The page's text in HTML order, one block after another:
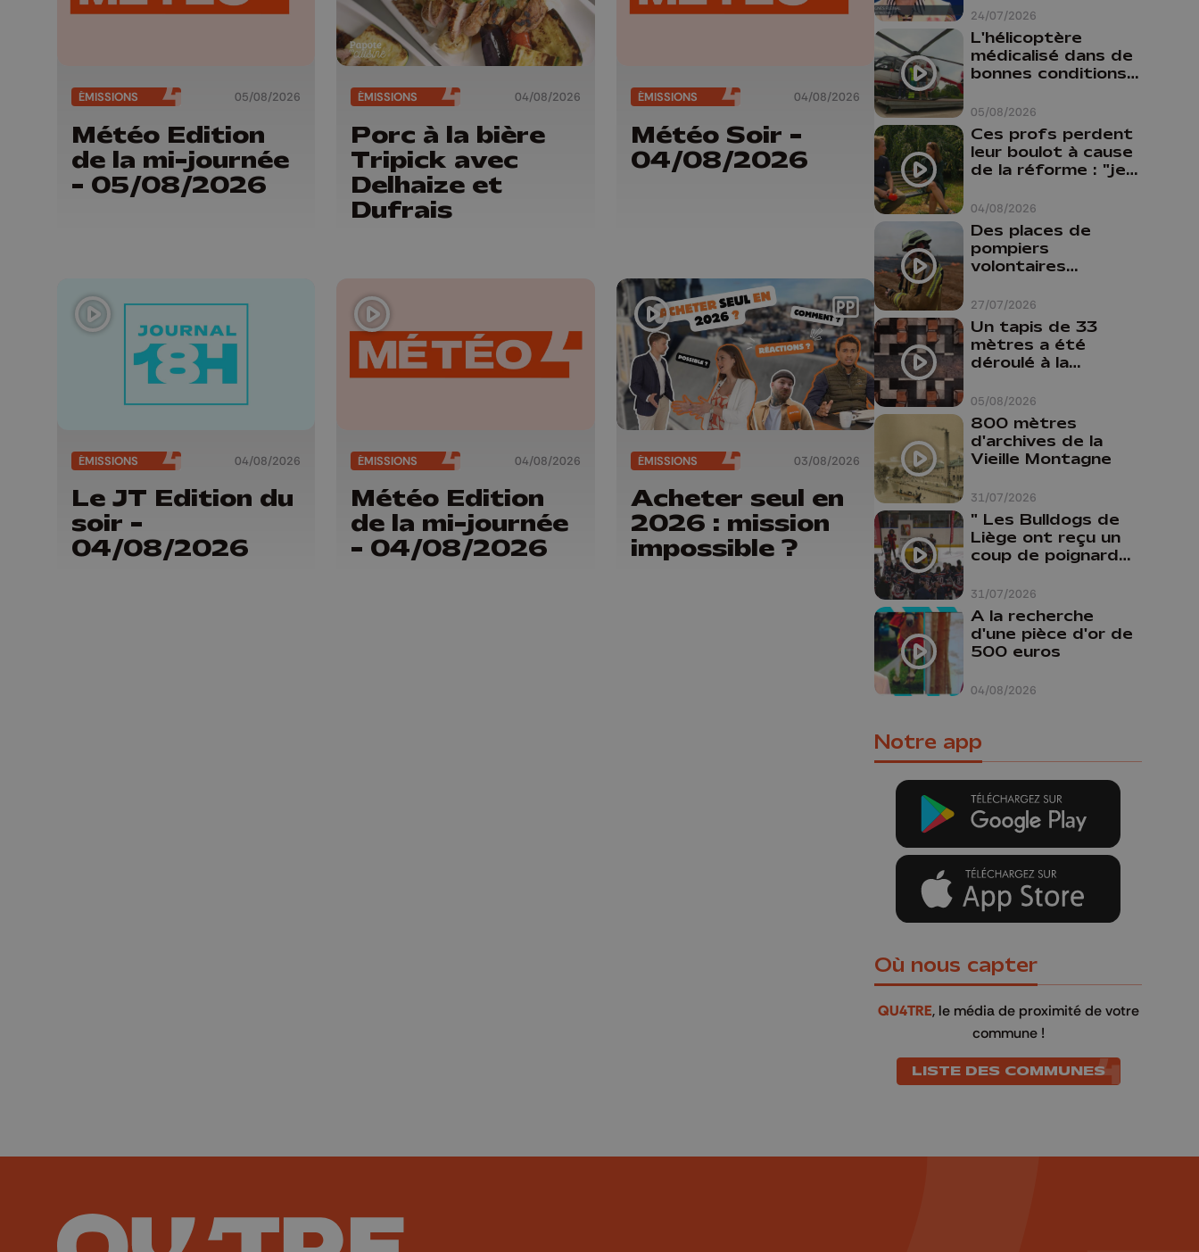
ÉMISSIONS 05/08/2026
Météo Edition
de la mi-journée
- 05/08/2026
ÉMISSIONS 04/08/2026
Porc à la bière
Tripick avec
Delhaize et
Dufrais
ÉMISSIONS 04/08/2026
Météo Soir -
04/08/2026
ÉMISSIONS 04/08/2026
Le JT Edition du
soir -
04/08/2026
ÉMISSIONS 04/08/2026
Météo Edition
de la mi-journée
- 04/08/2026
ÉMISSIONS 03/08/2026
Acheter seul en
2026 : mission
impossible ?
24/07/2026
05/08/2026
L'hélicoptère
médicalisé dans de
bonnes conditions à
04/08/2026
Ces profs perdent
leur boulot à cause
de la réforme : "je
comme prof que
comme
pharmacienne"
27/07/2026
Des places de
pompiers
volontaires
province de Liège :
"Un citoyen qui
n'est formé ne
peut pas nous
aider"
05/08/2026
Un tapis de 33
mètres a été
déroulé à la
Liège
31/07/2026
800 mètres
d'archives de la
Vieille Montagne
31/07/2026
" Les Bulldogs de
Liège ont reçu un
coup de poignard
04/08/2026
A la recherche
d'une pièce d'or de
500 euros
Notre app
Où nous capter
QU4TRE, le média de proximité de votre
commune !
LISTE DES COMMUNES